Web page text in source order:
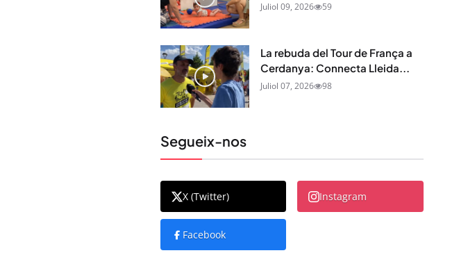
Juliol 09, 2026 59
La rebuda del Tour de França a
Cerdanya: Connecta Lleida...
Juliol 07, 2026 98
Segueix-nos
X (Twitter) Instagram
Facebook